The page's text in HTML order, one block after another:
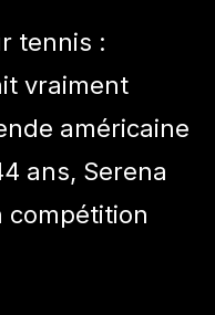
tennis :
vraiment
américaine
ans, Serena
compétition